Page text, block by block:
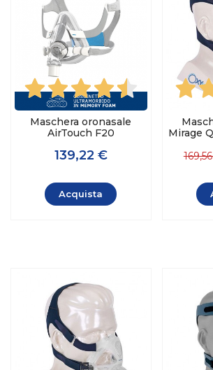
Maschera oronasale
AirTouch F20
139,22 €
Acquista
Mirage